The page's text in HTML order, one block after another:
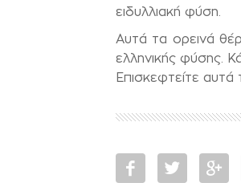
ειδυλλιακή φύση.
Αυτά τα ορεινά
ελληνικής φύσης.
Επισκεφτείτε